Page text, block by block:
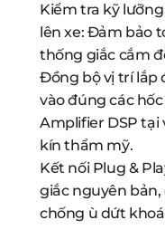
Kiểm tra kỹ
lên xe: Đảm bảo
thống giắc cắm
Đồng bộ vị trí lắp
vào đúng các
Amplifier DSP
kín thẩm mỹ.
Kết nối Plug &
giắc nguyên
chống ù dứt